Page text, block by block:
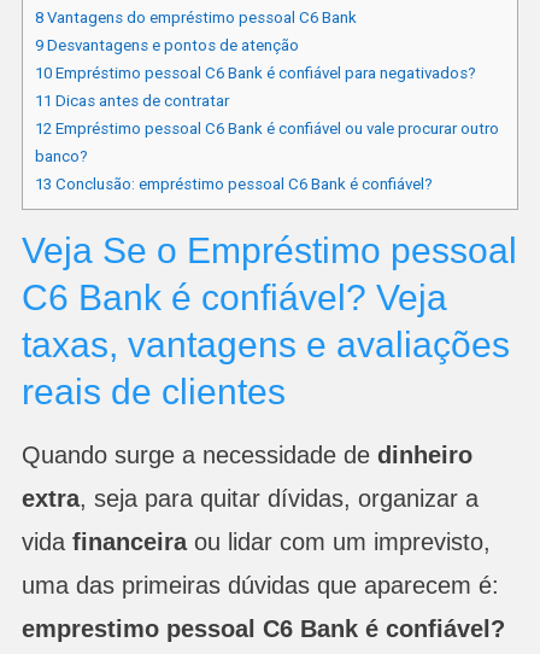
8Vantagens do empréstimo pessoal C6 Bank
9Desvantagens e pontos de atenção
10Empréstimo pessoal C6 Bank é confiável para negativados?
11 Dicas antes de contratar
12 Empréstimo pessoal C6 Bank é confiável ou vale procurar outro
banco?
13 Conclusão: empréstimo pessoal C6 Bank é confiável?
Veja Se o Empréstimo pessoal
C6 Bank é confiável? Veja
taxas, vantagens e avaliações
reais de clientes
Quando surge a necessidade de dinheiro
extra, seja para quitar dívidas, organizar a
vida financeiraou lidar com um imprevisto,
uma das primeiras dúvidas que aparecem é:
emprestimo pessoal C6 Bank é confiável?